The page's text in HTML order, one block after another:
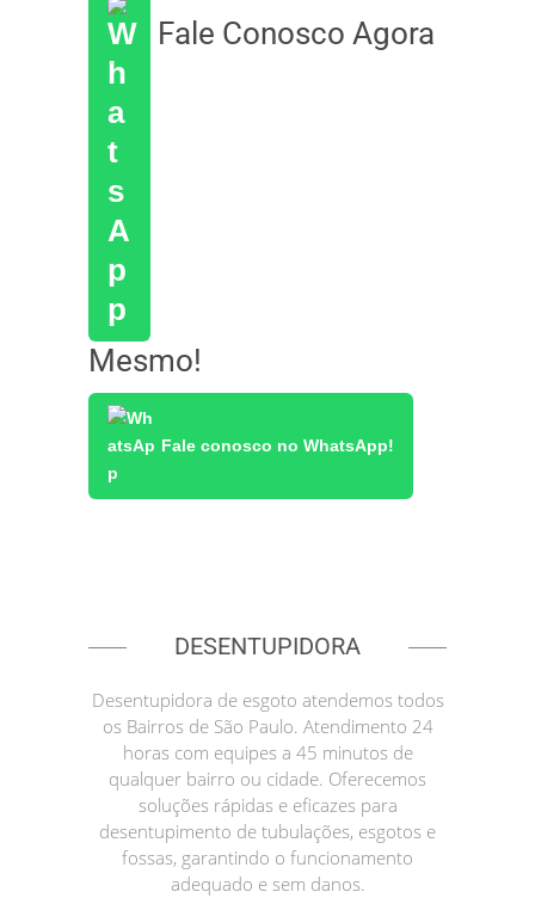
Fale Conosco Agora
Mesmo!
Fale conosco no WhatsApp!
DESENTUPIDORA
Desentupidora de esgoto atendemos todos
os Bairros de São Paulo. Atendimento 24
horas com equipes a 45 minutos de
qualquer bairro ou cidade. Oferecemos
soluções rápidas e eficazes para
desentupimento de tubulações, esgotos e
fossas, garantindo o funcionamento
adequado e sem danos.